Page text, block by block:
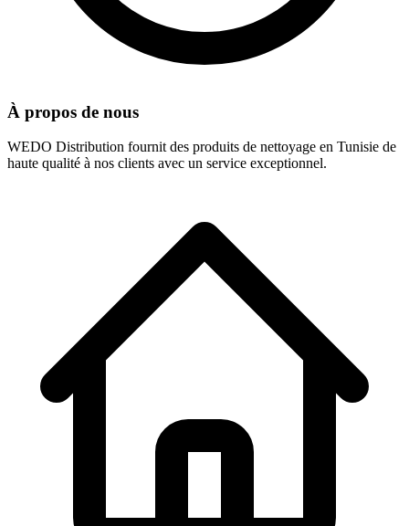
À propos de nous
WEDO Distribution fournit des produits de nettoyage en Tunisie de
haute qualité à nos clients avec un service exceptionnel.